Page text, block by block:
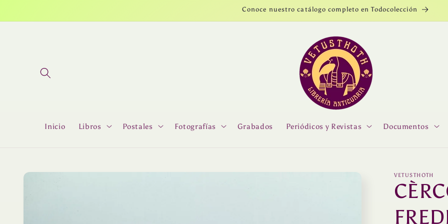
al contenido
Conoce nuestro catálogo completo en Todocolección
Inicio Libros Postales Fotografías Grabados Periódicos y Revistas Documentos
directamente
VETUSTHOTH